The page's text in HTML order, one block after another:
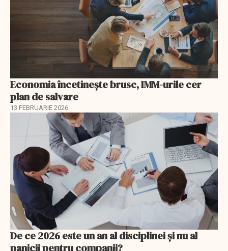
Economia încetinește brusc, IMM-urile cer
plan de salvare
13 FEBRUARIE 2026
De ce 2026 este un an al disciplinei și nu al
panicii pentru companii?